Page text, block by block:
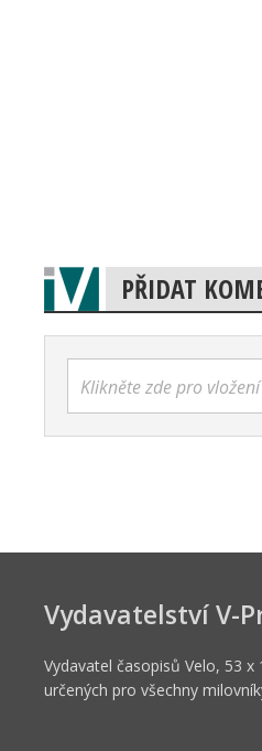
PŘIDAT
Klikněte zde pro
Vydavatelství V-
Vydavatel časopisů Velo, 53 x
určených pro všechny